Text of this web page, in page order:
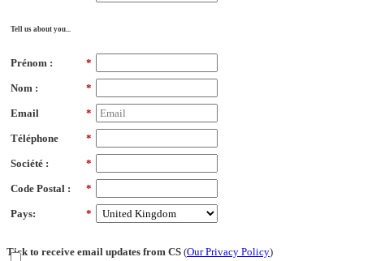
Tell us about you...
*
Prénom :
*
Nom :
*
Email
*
Téléphone
*
Société :
*
Code Postal :
*
Pays:
Tick to receive email updates from CS (Our Privacy Policy)